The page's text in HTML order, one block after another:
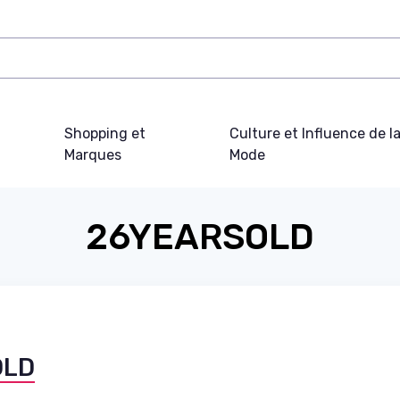
Shopping et
Marques
Culture et Influence de la
Mode
26YEARSOLD